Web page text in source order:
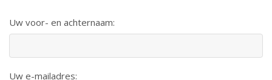
Uw voor- en achternaam:
Uw e-mailadres: